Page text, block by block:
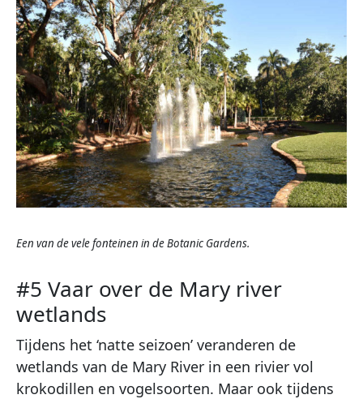
Een van de vele fonteinen in de Botanic Gardens.
#5 Vaar over de Mary river
wetlands
Tijdens het ‘natte seizoen’ veranderen de
wetlands van de Mary River in een rivier vol
krokodillen en vogelsoorten. Maar ook tijdens